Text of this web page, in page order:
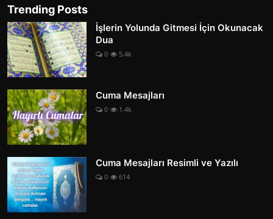
Trending Posts
İşlerin Yolunda Gitmesi İçin Okunacak
Dua
0 5.4k
Cuma Mesajları
0 1.4k
Cuma Mesajları Resimli ve Yazılı
0 614